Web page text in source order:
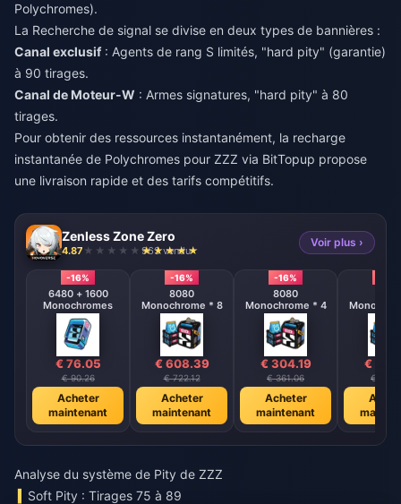
Polychromes).
La Recherche de signal se divise en deux types de bannières :
Canal exclusif: Agents de rang S limités, "hard pity" (garantie)
à 90 tirages.
Canal de Moteur-W : Armes signatures, "hard pity" à 80
tirages.
Pour obtenir des ressources instantanément, la recharge
instantanée de Polychromes pour ZZZ via BitTopup propose
une livraison rapide et des tarifs compétitifs.
Zenless Zone Zero
4.87 963 vendu
Voir plus ›
-16%
6480 + 1600
Monochromes
€ 76.05
€ 90.26
Acheter
maintenant
-16%
8080
Monochrome * 8
€ 608.39
€ 722.12
Acheter
maintenant
-16%
8080
Monochrome * 4
€ 304.19
€ 361.06
Acheter
maintenant
€
€
Analyse du système de Pity de ZZZ
Soft Pity : Tirages 75 à 89